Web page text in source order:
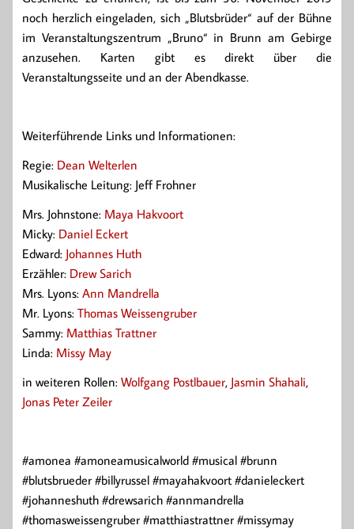
noch herzlich eingeladen, sich „Blutsbrüder“ auf der Bühne
im Veranstaltungszentrum „Bruno“ in Brunn am Gebirge
anzusehen. Karten gibt es direkt über die
Veranstaltungsseite und an der Abendkasse.
Weiterführende Links und Informationen:
Regie: Dean Welterlen
Musikalische Leitung: Jeff Frohner
Mrs. Johnstone: Maya Hakvoort
Micky: Daniel Eckert
Edward: Johannes Huth
Erzähler: Drew Sarich
Mrs. Lyons: Ann Mandrella
Mr. Lyons: Thomas Weissengruber
Sammy: Matthias Trattner
Linda: Missy May
in weiteren Rollen: Wolfgang Postlbauer, Jasmin Shahali,
Jonas Peter Zeiler
#amonea #amoneamusicalworld #musical #brunn
#blutsbrueder #billyrussel #mayahakvoort #danieleckert
#johanneshuth #drewsarich #annmandrella
#thomasweissengruber #matthiastrattner #missymay